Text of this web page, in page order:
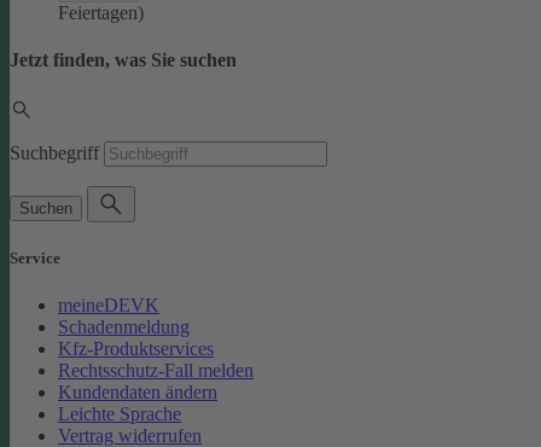
Feiertagen)
Jetzt finden, was Sie suchen
Suchbegriff
Suchen
Service
meineDEVK
Schadenmeldung
Kfz-Produktservices
Rechtsschutz-Fall melden
Kundendaten ändern
Leichte Sprache
Vertrag widerrufen